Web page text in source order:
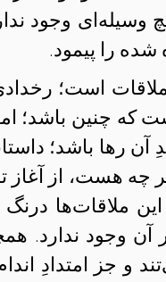
وسیله‌ای وجود
شده را پیمود.
است؛
که چنین باشد؛
آن رها باشد؛
چه هست، از آغاز
ملاقات‌ها درنگ
آن وجود ندارد.
و جز امتدادِ